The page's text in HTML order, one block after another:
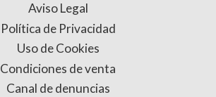
Aviso Legal
Política de Privacidad
Uso de Cookies
Condiciones de venta
Canal de denuncias